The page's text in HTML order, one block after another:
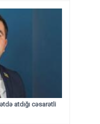
atdığı cəsarətli